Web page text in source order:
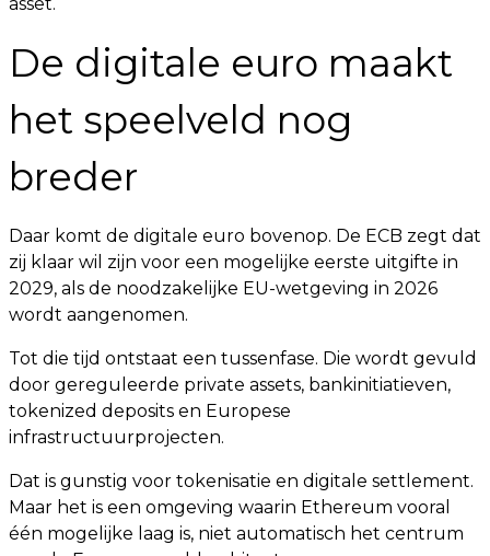
De digitale euro maakt
het speelveld nog
breder
Daar komt de digitale euro bovenop. De ECB zegt dat
zij klaar wil zijn voor een mogelijke eerste uitgifte in
2029, als de noodzakelijke EU-wetgeving in 2026
wordt aangenomen.
Tot die tijd ontstaat een tussenfase. Die wordt gevuld
door gereguleerde private assets, bankinitiatieven,
tokenized deposits en Europese
infrastructuurprojecten.
Dat is gunstig voor tokenisatie en digitale settlement.
Maar het is een omgeving waarin Ethereum vooral
één mogelijke laag is, niet automatisch het centrum